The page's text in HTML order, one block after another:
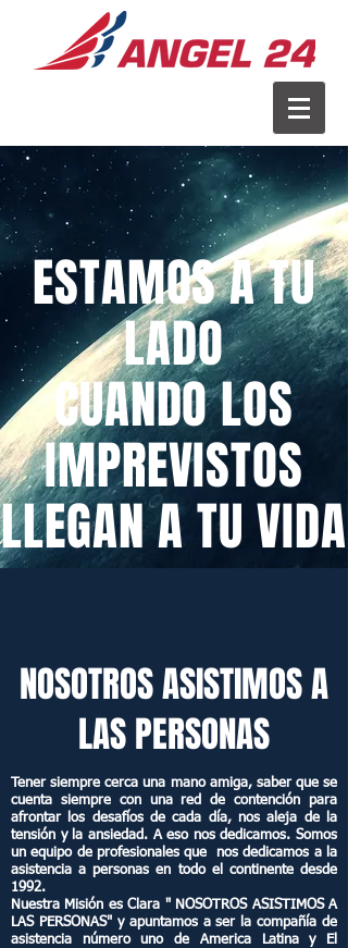
ESTAMOS A TU
LADO
CUANDO LOS
IMPREVISTOS
LLEGAN A TU VIDA
NOSOTROS ASISTIMOS A
LAS PERSONAS
Tener siempre cerca una mano amiga, saber que se
cuenta siempre con una red de contención para
afrontar los desafíos de cada día, nos aleja de la
tensión y la ansiedad. A eso nos dedicamos. Somos
un equipo de profesionales que nos dedicamos a la
asistencia a personas en todo el continente desde
1992.
Nuestra Misión es Clara " NOSOTROS ASISTIMOS A
LAS PERSONAS" y apuntamos a ser la compañía de
asistencia número uno de America Latina y El